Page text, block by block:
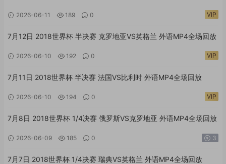
2026-06-11 189 0 VIP
7月12日 2018世界杯 半决赛 克罗地亚VS英格兰 外语MP4全场回放
2026-06-10 192 0 VIP
7月11日 2018世界杯 半决赛 法国VS比利时 外语MP4全场回放
2026-06-10 194 0 VIP
7月8日 2018世界杯 1/4决赛 俄罗斯VS克罗地亚 外语MP4全场回放
2026-06-09 185 0 3
7月7日 2018世界杯 1/4决赛 瑞典VS英格兰 外语MP4全场回放